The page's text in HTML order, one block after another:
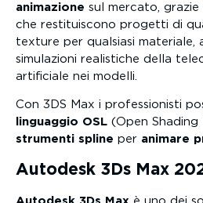
animazione sul mercato,
che restituiscono progetti di
texture per qualsiasi materiale,
simulazioni realistiche della
artificiale nei modelli.
Con 3DS Max i professionisti
linguaggio OSL (Open
strumenti spline per animare
Autodesk 3Ds Max